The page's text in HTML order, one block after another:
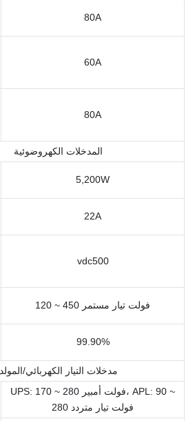
80A
60A
80A
المدخلات الكهروضوئية
5,200W
22A
vdc500
120 ~ 450 فولت تيار مستمر
99.90%
مدخلات التيار الكهربائي/المولد
UPS: 170 ~ 280 فولت أمبير، APL: 90 ~
280 فولت تيار متردد